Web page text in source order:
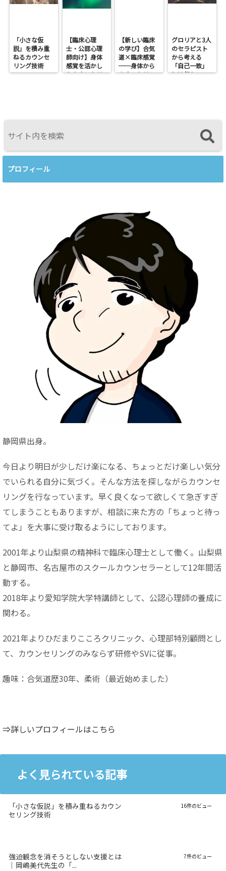
「小さな仮
説」を積み重
ねるカウンセ
リング技術
【臨床心理
士・公認心理
師向け】身体
感覚を活かし
たカウンセリ
【新しい臨床
の学び】合気
道×臨床感覚
──身体から
カウンセリン
グロリアと3人
のセラピスト
から考える
「自己一致」
とは何か──
プロフィール
静岡県出身。
今日より明日が少しだけ楽になる、ちょっとだけ楽しい気分
でいられる自分に気づく。そんな方法を探しながらカウンセ
リングを行なっています。早く良くなって欲しくて急ぎすぎ
てしまうこともありますが、相談に来た方の「ちょっと待っ
てよ」を大事に受け取るようにしております。
2001年より山梨県の精神科で臨床心理士として働く。山梨県
と静岡市、名古屋市のスクールカウンセラーとして12年間活
動する。
2018年より愛知学院大学特講師として、公認心理師の養成に
関わる。
2021年よりひだまりこころクリニック、心理部特別顧問とし
て、カウンセリングのみならず研修やSVに従事。
趣味：合気道歴30年、柔術（最近始めました）
⇒詳しいプロフィールはこちら
よく見られている記事
「小さな仮説」を積み重ねるカウン
セリング技術
16件のビュー
強迫観念を消そうとしない支援とは
｜岡嶋美代先生の「...
7件のビュー